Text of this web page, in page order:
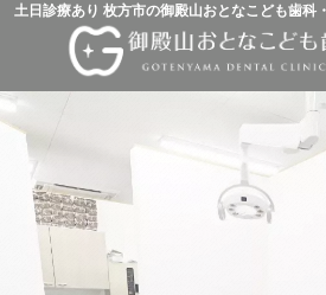
土日診療あり 枚方市の御殿山おとなこども歯科